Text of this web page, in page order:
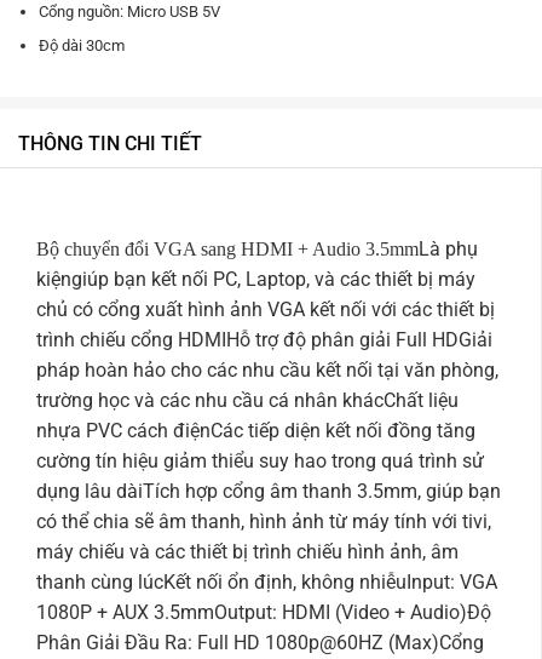
Cổng nguồn: Micro USB 5V
Độ dài 30cm
THÔNG TIN CHI TIẾT
Bộ chuyển đổi VGA sang HDMI + Audio 3.5mmLà phụ
kiệngiúp bạn kết nối PC, Laptop, và các thiết bị máy
chủ có cổng xuất hình ảnh VGA kết nối với các thiết bị
trình chiếu cổng HDMIHỗ trợ độ phân giải Full HDGiải
pháp hoàn hảo cho các nhu cầu kết nối tại văn phòng,
trường học và các nhu cầu cá nhân khácChất liệu
nhựa PVC cách điệnCác tiếp diện kết nối đồng tăng
cường tín hiệu giảm thiểu suy hao trong quá trình sử
dụng lâu dàiTích hợp cổng âm thanh 3.5mm, giúp bạn
có thể chia sẽ âm thanh, hình ảnh từ máy tính với tivi,
máy chiếu và các thiết bị trình chiếu hình ảnh, âm
thanh cùng lúcKết nối ổn định, không nhiễuInput: VGA
1080P + AUX 3.5mmOutput: HDMI (Video + Audio)Độ
Phân Giải Đầu Ra: Full HD 1080p@60HZ (Max)Cổng